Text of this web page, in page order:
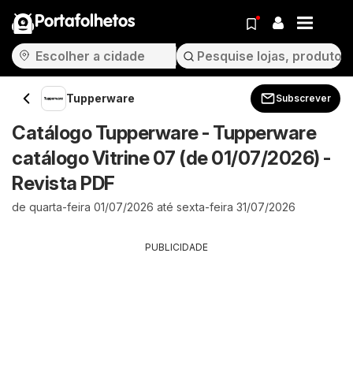
Portafolhetos
Tupperware Subscrever
Catálogo Tupperware - Tupperware
catálogo Vitrine 07 (de 01/07/2026) -
Revista PDF
de quarta-feira 01/07/2026 até sexta-feira 31/07/2026
PUBLICIDADE